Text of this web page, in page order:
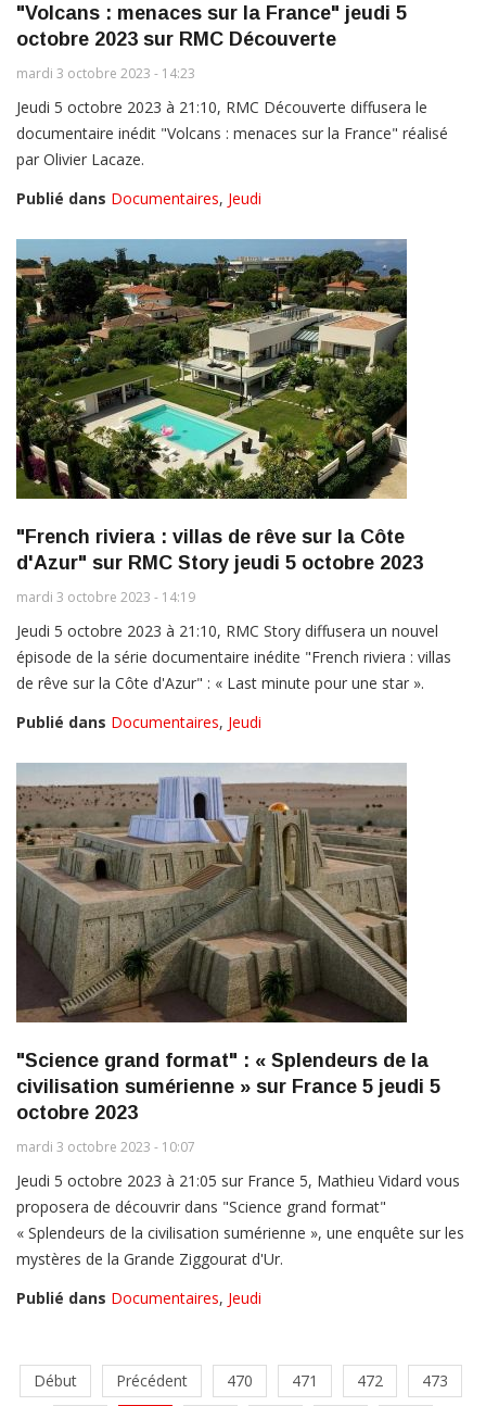
"Volcans : menaces sur la France" jeudi 5
octobre 2023 sur RMC Découverte
mardi 3 octobre 2023 - 14:23
Jeudi 5 octobre 2023 à 21:10, RMC Découverte diffusera le
documentaire inédit "Volcans : menaces sur la France" réalisé
par Olivier Lacaze.
Publié dans Documentaires, Jeudi
"French riviera : villas de rêve sur la Côte
d'Azur" sur RMC Story jeudi 5 octobre 2023
mardi 3 octobre 2023 - 14:19
Jeudi 5 octobre 2023 à 21:10, RMC Story diffusera un nouvel
épisode de la série documentaire inédite "French riviera : villas
de rêve sur la Côte d'Azur" : « Last minute pour une star ».
Publié dans Documentaires, Jeudi
"Science grand format" : « Splendeurs de la
civilisation sumérienne » sur France 5 jeudi 5
octobre 2023
mardi 3 octobre 2023 - 10:07
Jeudi 5 octobre 2023 à 21:05 sur France 5, Mathieu Vidard vous
proposera de découvrir dans "Science grand format"
« Splendeurs de la civilisation sumérienne », une enquête sur les
mystères de la Grande Ziggourat d'Ur.
Publié dans Documentaires, Jeudi
Début Précédent 470 471 472
473